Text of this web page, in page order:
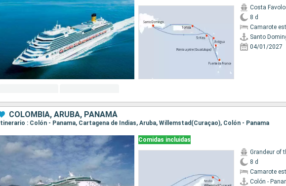
Costa
8 d
Camarote
Santo
04/01/2027
COLOMBIA, ARUBA, PANAMÁ
Itinerario : Colón - Panama, Cartagena de Indias, Aruba, Willemstad(Curaçao), Colón - Panama
Comidas incluidas
Grandeur of
8 d
Camarote
Colón -